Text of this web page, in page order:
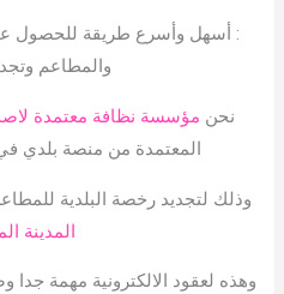
: أسهل وأسرع طريقة للحصول
والمطاعم
نحن مؤسسة نظافة معتمدة
المعتمدة من منصة بلدي في
وذلك لتجديد رخصة البلدية
المدينة
وهذه لعقود الالكترونية مهمة جدا